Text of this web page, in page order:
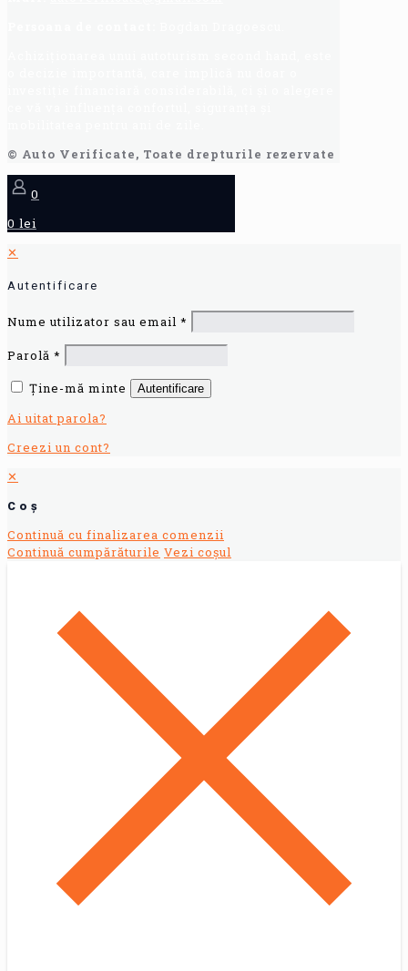
© Auto Verificate, Toate drepturile rezervate
0
0 lei
✕
Autentificare
Nume utilizator sau email *
Parolă *
Ține-mă minte
Autentificare
Ai uitat parola?
Creezi un cont?
✕
Coș
Continuă cu finalizarea comenzii
Continuă cumpărăturile Vezi coșul